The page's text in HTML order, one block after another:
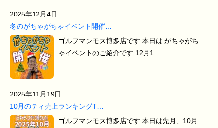
2025年12月4日
冬のがちゃがちゃイベント開催…
ゴルフマンモス博多店です 本日は がちゃがち
ゃイベントのご紹介です 12月1 …
2025年11月19日
10月のティ売上ランキングT…
ゴルフマンモス博多店です 本日は先月、10月